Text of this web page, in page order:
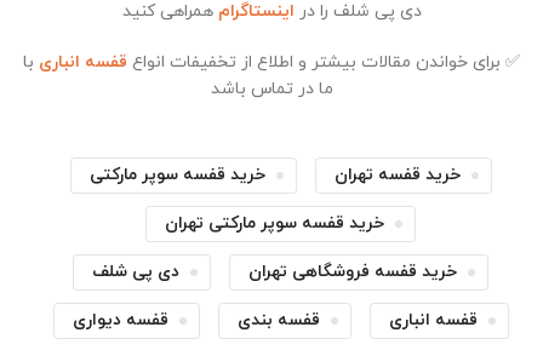
دی پی شلف را در اینستاگرام همراهی کنید
✅ برای خواندن مقالات بیشتر و اطلاع از تخفیفات انواع قفسه انباری با
ما در تماس باشد
خرید قفسه تهران خرید قفسه سوپر مارکتی
خرید قفسه سوپر مارکتی تهران
خرید قفسه فروشگاهی تهران دی پی شلف
قفسه انباری قفسه بندی قفسه دیواری